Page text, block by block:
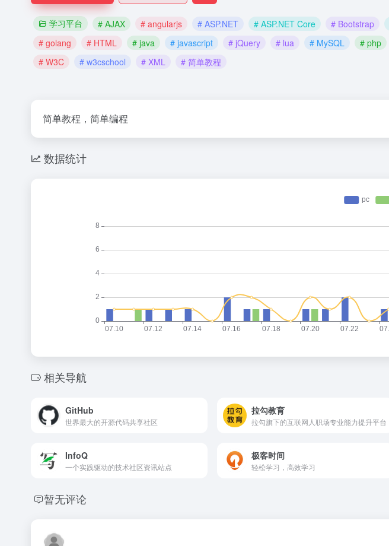
学习平台 # AJAX # angularjs # ASP.NET # ASP.NET Core # Bootstrap
# golang
# HTML # java # javascript # jQuery # lua # MySQL # php
# W3C
# w3cschool # XML # 简单教程
简单教程，简单编程
数据统计
相关导航
GitHub
世界最大的开源代码共享社区
拉勾教育
拉勾旗下的互联网人职场专业能力提升平台
InfoQ
一个实践驱动的技术社区资讯站点
极客时间
轻松学习，高效学习
暂无评论